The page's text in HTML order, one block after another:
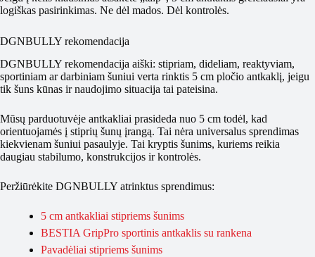
logiškas pasirinkimas. Ne dėl mados. Dėl kontrolės.
DGNBULLY rekomendacija
DGNBULLY rekomendacija aiški: stipriam, dideliam, reaktyviam,
sportiniam ar darbiniam šuniui verta rinktis 5 cm pločio antkaklį, jeigu
tik šuns kūnas ir naudojimo situacija tai pateisina.
Mūsų parduotuvėje antkakliai prasideda nuo 5 cm todėl, kad
orientuojamės į stiprių šunų įrangą. Tai nėra universalus sprendimas
kiekvienam šuniui pasaulyje. Tai kryptis šunims, kuriems reikia
daugiau stabilumo, konstrukcijos ir kontrolės.
Peržiūrėkite DGNBULLY atrinktus sprendimus:
5 cm antkakliai stipriems šunims
BESTIA GripPro sportinis antkaklis su rankena
Pavadėliai stipriems šunims